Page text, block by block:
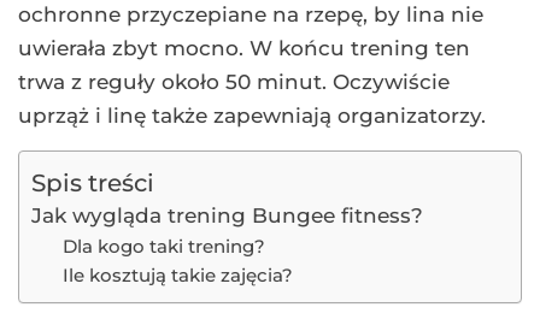
ochronne przyczepiane na rzepę, by lina nie
uwierała zbyt mocno. W końcu trening ten
trwa z reguły około 50 minut. Oczywiście
uprząż i linę także zapewniają organizatorzy.
Spis treści
Jak wygląda trening Bungee fitness?
Dla kogo taki trening?
Ile kosztują takie zajęcia?